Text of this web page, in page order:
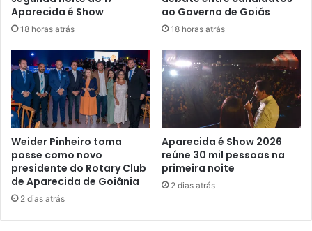
Aparecida é Show
18 horas atrás
ao Governo de Goiás
18 horas atrás
Weider Pinheiro toma
posse como novo
presidente do Rotary Club
de Aparecida de Goiânia
2 dias atrás
Aparecida é Show 2026
reúne 30 mil pessoas na
primeira noite
2 dias atrás